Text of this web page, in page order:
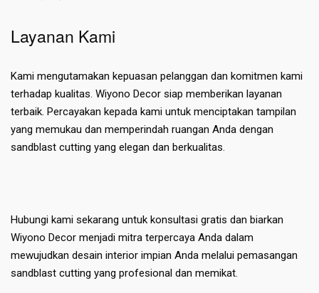
Layanan Kami
Kami mengutamakan kepuasan pelanggan dan komitmen kami
terhadap kualitas. Wiyono Decor siap memberikan layanan
terbaik. Percayakan kepada kami untuk menciptakan tampilan
yang memukau dan memperindah ruangan Anda dengan
sandblast cutting yang elegan dan berkualitas.
Hubungi kami sekarang untuk konsultasi gratis dan biarkan
Wiyono Decor menjadi mitra terpercaya Anda dalam
mewujudkan desain interior impian Anda melalui pemasangan
sandblast cutting yang profesional dan memikat.